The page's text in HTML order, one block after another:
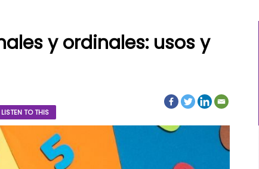
y ordinales: usos y
LISTEN TO THIS